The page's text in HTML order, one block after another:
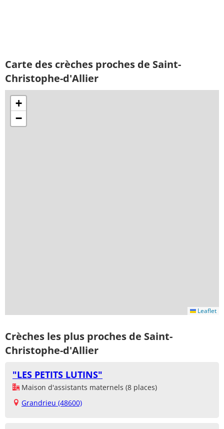
Carte des crèches proches de Saint-
Christophe-d'Allier
+
−
Leaflet
Crèches les plus proches de Saint-
Christophe-d'Allier
"LES PETITS LUTINS"
Maison d'assistants maternels (8 places)
Grandrieu (48600)